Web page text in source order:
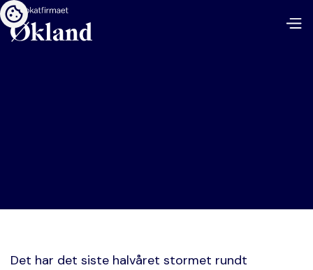
Det har det siste halvåret stormet rundt